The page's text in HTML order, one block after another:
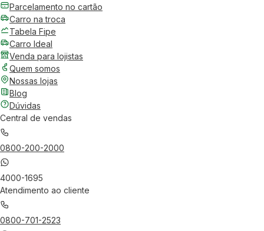
Parcelamento no cartão
Carro na troca
Tabela Fipe
Carro Ideal
Venda para lojistas
Quem somos
Nossas lojas
Blog
Dúvidas
Central de vendas
0800-200-2000
4000-1695
Atendimento ao cliente
0800-701-2523